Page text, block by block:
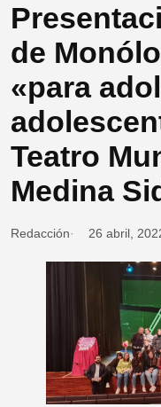
de
«para
Teatro
Medina
Redacción 26 abril,